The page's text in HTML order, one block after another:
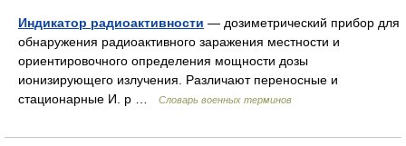
Индикатор радиоактивности — дозиметрический прибор для
обнаружения радиоактивного заражения местности и
ориентировочного определения мощности дозы
ионизирующего излучения. Различают переносные и
стационарные И. р …
Словарь военных терминов